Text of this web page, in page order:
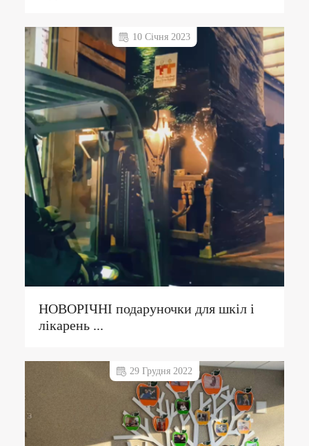
НОВОРІЧНІ подаруночки для шкіл і
лікарень ...
10 Січня 2023
29 Грудня 2022